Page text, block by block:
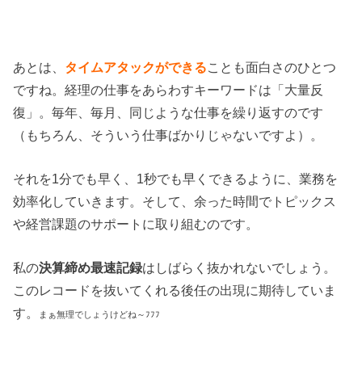
あとは、 タイムアタックができる ことも面白さのひとつ
ですね。経理の仕事をあらわすキーワードは「大量反
復」。毎年、毎月、同じような仕事を繰り返すのです
（もちろん、そういう仕事ばかりじゃないですよ）。
それを1分でも早く、1秒でも早くできるように、業務を
効率化していきます。そして、余った時間でトピックス
や経営課題のサポートに取り組むのです。
私の決算締め最速記録はしばらく抜かれないでしょう。
このレコードを抜いてくれる後任の出現に期待していま
す。
まぁ無理でしょうけどね～ﾌﾌﾌ